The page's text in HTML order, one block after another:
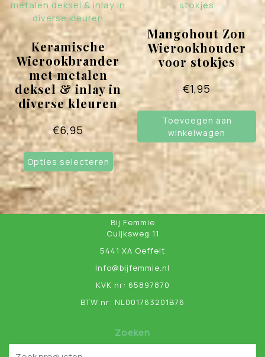
Keramische
Wierookbrander
met metalen
deksel & inlay in
diverse kleuren
€6,95
Opties selecteren
Dit
product
heeft
meerdere
variaties.
Deze
optie
kan
gekozen
worden
de
productpagina
Mangohout Zon
Wierookhouder
voor stokjes
€1,95
Toevoegen aan
winkelwagen
Bij Femmie
Cuijksweg 11
5441 XA Oeffelt
Info@bijfemmie.nl
KVK nr: 65897870
BTW nr: NL001763201B76
Zoeken